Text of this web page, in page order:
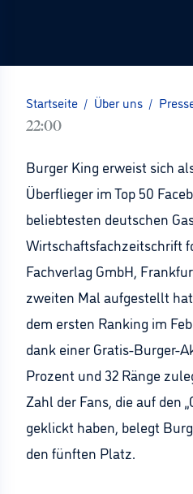
Startseite / Über uns /
22:00
Burger King erweist sich
Überflieger im Top 50
beliebtesten deutschen
Wirtschaftsfachzeitschrift
Fachverlag GmbH,
zweiten Mal aufgestellt
dem ersten Ranking im
dank einer Gratis-Burger-
Prozent und 32 Ränge
Zahl der Fans, die auf den
geklickt haben, belegt
den fünften Platz.